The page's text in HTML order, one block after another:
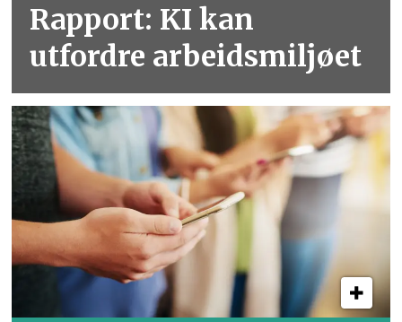
Rapport: KI kan
utfordre arbeidsmiljøet